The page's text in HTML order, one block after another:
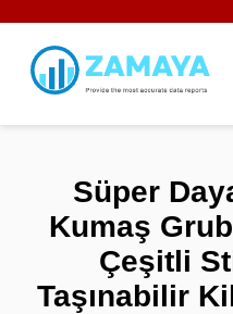
Süper
Kumaş
Çeşitli
Taşınabilir